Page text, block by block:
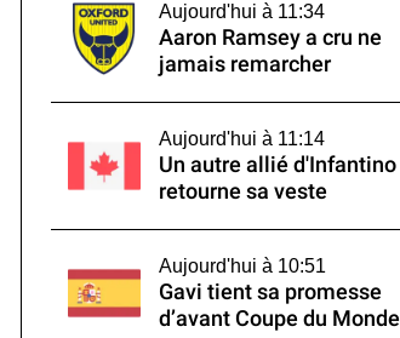
Aujourd'hui à 11:34
Aaron Ramsey a cru ne
jamais remarcher
Aujourd'hui à 11:14
Un autre allié d'Infantino
retourne sa veste
Aujourd'hui à 10:51
Gavi tient sa promesse
d’avant Coupe du Monde